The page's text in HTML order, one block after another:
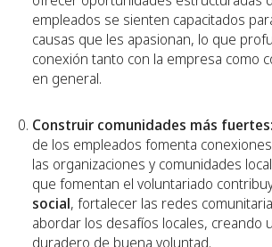
empleados se sienten capacitados
causas que les apasionan, lo que
conexión tanto con la empresa como
en general.
Construir comunidades más fuertes:
de los empleados fomenta
las organizaciones y comunidades
que fomentan el voluntariado
social, fortalecer las redes
abordar los desafíos locales, creando
duradero de buena voluntad.